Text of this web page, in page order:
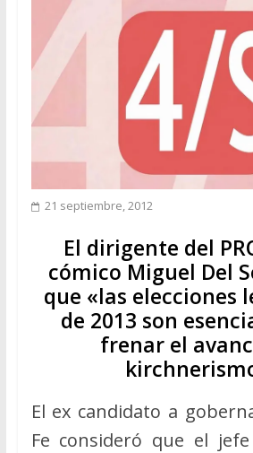
21 septiembre, 2012
El dirigente del
cómico Miguel Del
que «las elecciones
de 2013 son
frenar el
El ex candidato a
Fe consideró que el